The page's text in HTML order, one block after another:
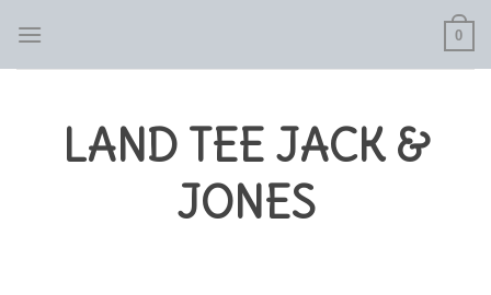
content
0
LAND TEE JACK &
JONES